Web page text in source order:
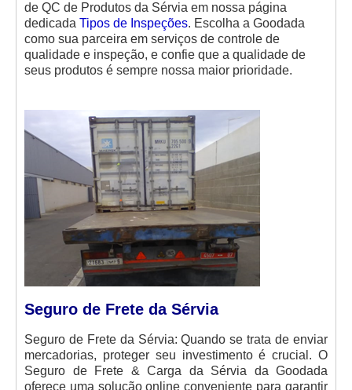
de QC de Produtos da Sérvia em nossa página
dedicada Tipos de Inspeções. Escolha a Goodada
como sua parceira em serviços de controle de
qualidade e inspeção, e confie que a qualidade de
seus produtos é sempre nossa maior prioridade.
Seguro de Frete da Sérvia
Seguro de Frete da Sérvia: Quando se trata de enviar
mercadorias, proteger seu investimento é crucial. O
Seguro de Frete & Carga da Sérvia da Goodada
oferece uma solução online conveniente para garantir